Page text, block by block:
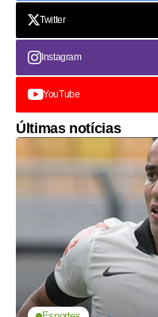
Twitter
Instagram
YouTube
Últimas notícias